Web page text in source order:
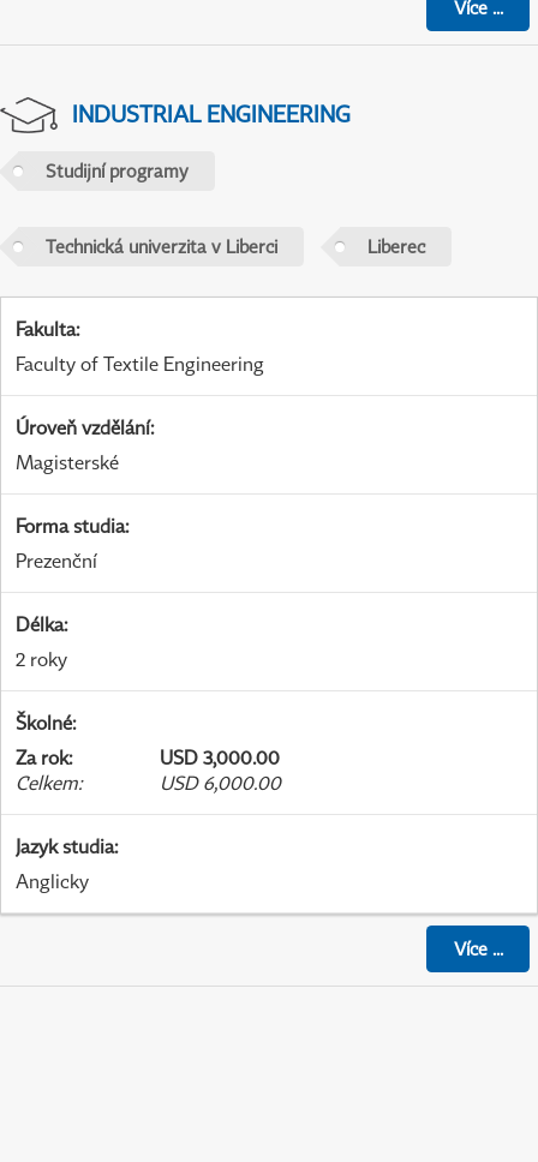
Více...
INDUSTRIAL ENGINEERING
Studijní programy
Technická univerzita v Liberci Liberec
Fakulta:
Faculty of Textile Engineering
Úroveň vzdělání:
Magisterské
Forma studia:
Prezenční
Délka:
2 roky
Školné:
Za rok:
USD 3,000.00
Celkem: USD 6,000.00
Jazyk studia:
Anglicky
Více...